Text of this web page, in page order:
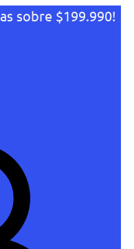
sobre $199.990!